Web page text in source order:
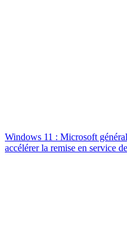
Windows 11 : Microsoft
accélérer la remise en service